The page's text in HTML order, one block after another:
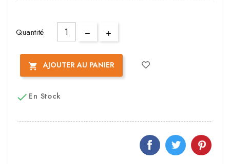
Quantité
 AJOUTER AU PANIER
En Stock